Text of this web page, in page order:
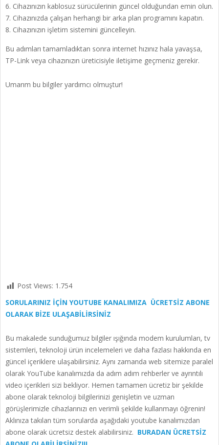
Cihazınızın kablosuz sürücülerinin güncel olduğundan emin olun.
Cihazınızda çalışan herhangi bir arka plan programını kapatın.
Cihazınızın işletim sistemini güncelleyin.
Bu adımları tamamladıktan sonra internet hızınız hala yavaşsa,
TP-Link veya cihazınızın üreticisiyle iletişime geçmeniz gerekir.
Umarım bu bilgiler yardımcı olmuştur!
Post Views: 1.754
SORULARINIZ İÇİN YOUTUBE KANALIMIZA ÜCRETSİZ ABONE
OLARAK BİZE ULAŞABİLİRSİNİZ
Bu makalede sunduğumuz bilgiler ışığında modem kurulumları, tv
sistemleri, teknoloji ürün incelemeleri ve daha fazlası hakkında en
güncel içeriklere ulaşabilirsiniz. Aynı zamanda web sitemize paralel
olarak YouTube kanalımızda da adım adım rehberler ve ayrıntılı
video içerikleri sizi bekliyor. Hemen tamamen ücretiz bir şekilde
abone olarak teknoloji bilgilerinizi genişletin ve uzman
görüşlerimizle cihazlarınızı en verimli şekilde kullanmayı öğrenin!
Aklınıza takılan tüm sorularda aşağıdaki youtube kanalımızdan
abone olarak ücretsiz destek alabilirsiniz. BURADAN ÜCRETSİZ